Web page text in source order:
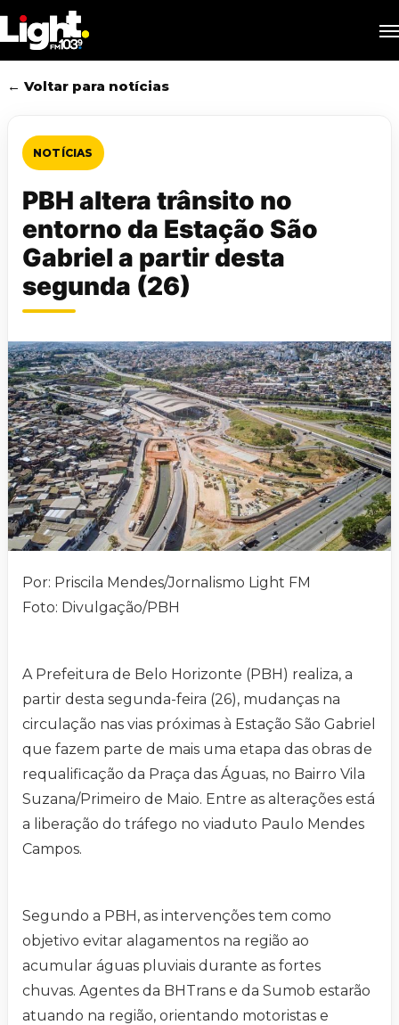
to
main
content
← Voltar para notícias
NOTÍCIAS
PBH altera trânsito no
entorno da Estação São
Gabriel a partir desta
segunda (26)
Por: Priscila Mendes/Jornalismo Light FM
Foto: Divulgação/PBH
A Prefeitura de Belo Horizonte (PBH) realiza, a
partir desta segunda-feira (26), mudanças na
circulação nas vias próximas à Estação São Gabriel
que fazem parte de mais uma etapa das obras de
requalificação da Praça das Águas, no Bairro Vila
Suzana/Primeiro de Maio. Entre as alterações está
a liberação do tráfego no viaduto Paulo Mendes
Campos.
Segundo a PBH, as intervenções tem como
objetivo evitar alagamentos na região ao
acumular águas pluviais durante as fortes
chuvas. Agentes da BHTrans e da Sumob estarão
atuando na região, orientando motoristas e